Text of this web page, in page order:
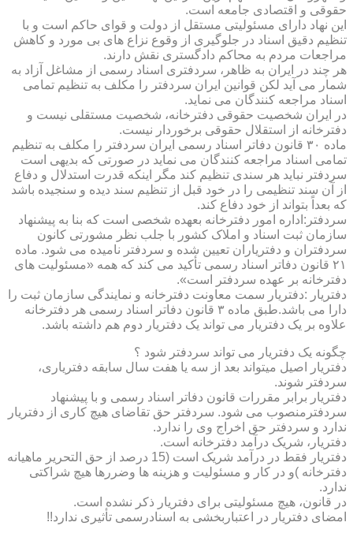
حقوقی و اقتصادی جامعه است.
این نهاد دارای مسئولیتی مستقل از دولت و قوای حاکم است و با
تنظیم دقیق اسناد در جلوگیری از وقوع نزاع های بی مورد و کاهش
مراجعات مردم به محاکم دادگستری نقش دارند.
هر چند در ایران به ظاهر، سردفتری اسناد رسمی از مشاغل آزاد به
شمار می آید لکن قوانین ایران سردفتر را مکلف به تنظیم تمامی
اسناد مراجعه کنندگان می نماید.
در ایران شخصیت حقوقی دفترخانه، شخصیت مستقلی نیست و
دفترخانه از استقلال حقوقی برخوردار نیست.
ماده ۳۰ قانون دفاتر اسناد رسمی ایران سردفتر را مکلف به تنظیم
تمامی اسناد مراجعه کنندگان می نماید در صورتی که بدیهی است
سردفتر نباید هر سندی تنظیم کند مگر اینکه قدرت استدلال و دفاع
از آن سند تنظیمی را در خود قبل از تنظیم سند دیده و سنجیده باشد
که بعداً بتواند از خود دفاع کند.
سردفتر:اداره امور دفترخانه بعهده شخصی است که بنا به پیشنهاد
سازمان ثبت اسناد و املاک کشور با جلب نظر مشورتی کانون
سردفتران و دفتریاران تعیین شده و سردفتر نامیده می شود. ماده
۲۱ قانون دفاتر اسناد رسمی تأکید می کند که همه «مسئولیت های
دفترخانه بر عهده سردفتر است».
دفتریار :دفتریار سمت معاونت دفترخانه و نمایندگی سازمان ثبت را
دارا می باشد.طبق ماده ۳ قانون دفاتر اسناد رسمی هر دفترخانه
علاوه بر یک دفتریار می تواند یک دفتریار دوم هم داشته باشد.
چگونه یک دفتریار می تواند سردفتر شود ؟
دفتریار اصیل میتواند بعد از سه یا هفت سال سابقه دفتریاری،
سردفتر شوند.
دفتریار برابر مقررات قانون دفاتر اسناد رسمی و با پیشنهاد
سردفترمنصوب می شود. سردفتر حق تقاضای هیچ کاری از دفتریار
ندارد و سردفتر حق اخراج وی را ندارد.
دفتریار، شریک درآمد دفترخانه است.
دفتریار فقط در درآمد شریک است (15 درصد از حق التحریر ماهیانه
دفترخانه )و در کار و مسئولیت و هزینه ها وضررها هیچ شراکتی
ندارد.
در قانون، هیچ مسئولیتی برای دفتریار ذکر نشده است.
امضای دفتریار در اعتباربخشی به اسنادرسمی تأثیری ندارد!!